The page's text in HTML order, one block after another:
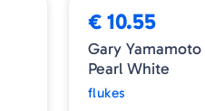
€ 10.55
Gary
Pearl White
flukes